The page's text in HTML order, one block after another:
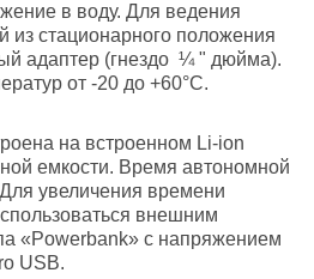
в воду. Для ведения
из стационарного положения
адаптер (гнездо ¼ " дюйма).
от -20 до +60°С.
на встроенном Li-ion
емкости. Время автономной
увеличения времени
внешним
«Powerbank» с напряжением
USB.